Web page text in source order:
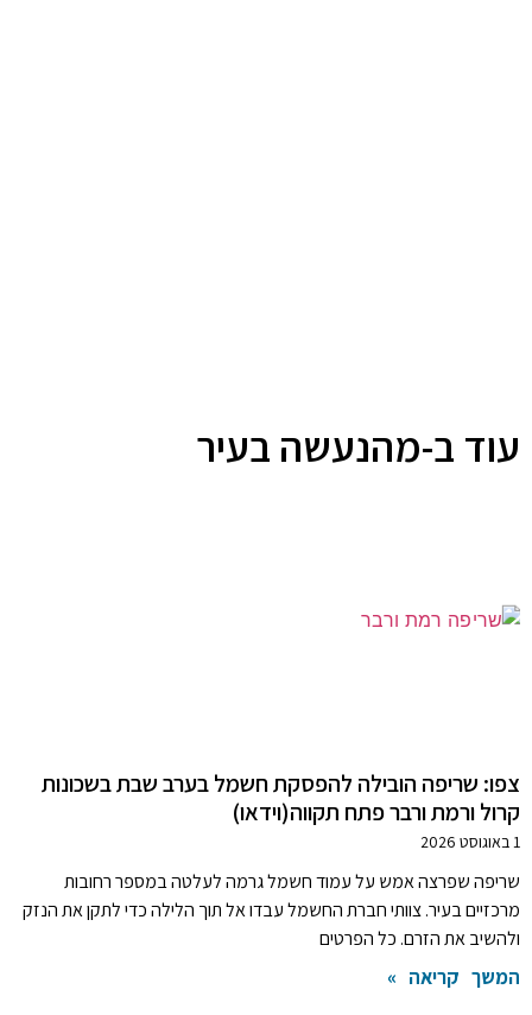
עוד ב-מהנעשה בעיר
צפו: שריפה הובילה להפסקת חשמל בערב שבת בשכונות
קרול ורמת ורבר פתח תקווה(וידאו)
1 באוגוסט 2026
שריפה שפרצה אמש על עמוד חשמל גרמה לעלטה במספר רחובות
מרכזיים בעיר. צוותי חברת החשמל עבדו אל תוך הלילה כדי לתקן את הנזק
ולהשיב את הזרם. כל הפרטים
המשך קריאה »